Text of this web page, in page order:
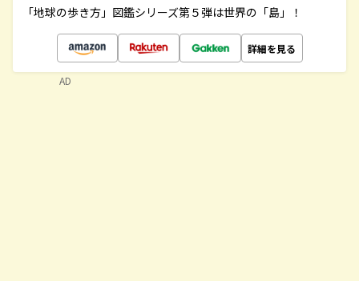
「地球の歩き方」図鑑シリーズ第５弾は世界の「島」！
詳細を見る
AD